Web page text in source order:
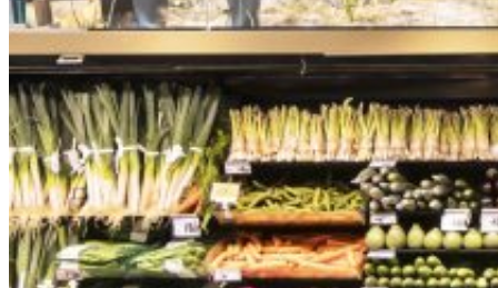
Todo nuestro ADN: un viaje por la misión, la
Cooperativa
Somos por y para las personas. Descubre